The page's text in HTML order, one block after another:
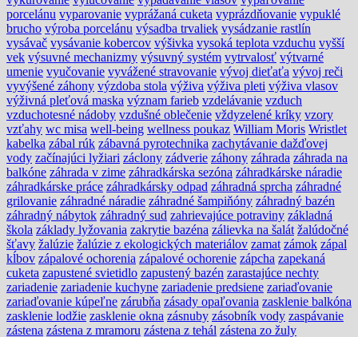
porcelánu vyparovanie vyprážaná cuketa vyprázdňovanie vypuklé
brucho výroba porcelánu výsadba trvaliek vysádzanie rastlín
vysávač vysávanie kobercov výšivka vysoká teplota vzduchu vyšší
vek výsuvné mechanizmy výsuvný systém vytrvalosť výtvarné
umenie vyučovanie vyvážené stravovanie vývoj dieťaťa vývoj reči
vyvýšené záhony výzdoba stola výživa výživa pleti výživa vlasov
výživná pleťová maska význam farieb vzdelávanie vzduch
vzduchotesné nádoby vzdušné oblečenie vždyzelené kríky vzory
vzťahy wc misa well-being wellness poukaz William Moris Wristlet
kabelka zábal rúk zábavná pyrotechnika zachytávanie dažďovej
vody začínajúci lyžiari záclony zádverie záhony záhrada záhrada na
balkóne záhrada v zime záhradkárska sezóna záhradkárske náradie
záhradkárske práce záhradkársky odpad záhradná sprcha záhradné
grilovanie záhradné náradie záhradné šampiňóny záhradný bazén
záhradný nábytok záhradný sud zahrievajúce potraviny základná
škola základy lyžovania zakrytie bazéna zálievka na šalát žalúdočné
šťavy žalúzie žalúzie z ekologických materiálov zamat zámok zápal
kĺbov zápalové ochorenia zápalové ochorenie zápcha zapekaná
cuketa zapustené svietidlo zapustený bazén zarastajúce nechty
zariadenie zariadenie kuchyne zariadenie predsiene zariaďovanie
zariaďovanie kúpeľne zárubňa zásady opaľovania zasklenie balkóna
zasklenie lodžie zasklenie okna zásnuby zásobník vody zaspávanie
zástena zástena z mramoru zástena z tehál zástena zo žuly